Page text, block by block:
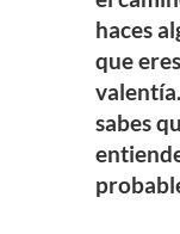
haces
que
sabes